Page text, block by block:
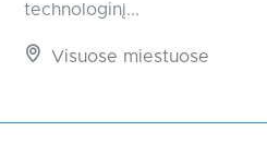
technologinį...
Visuose miestuose